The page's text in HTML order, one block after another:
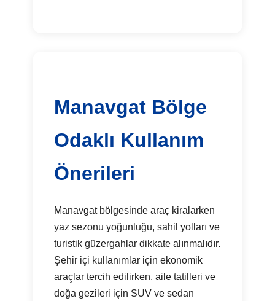
Manavgat Bölge
Odaklı Kullanım
Önerileri
Manavgat bölgesinde araç kiralarken
yaz sezonu yoğunluğu, sahil yolları ve
turistik güzergahlar dikkate alınmalıdır.
Şehir içi kullanımlar için ekonomik
araçlar tercih edilirken, aile tatilleri ve
doğa gezileri için SUV ve sedan